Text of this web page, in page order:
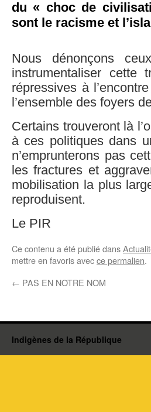
du « choc de
sont le racisme et
Nous dénonçons
instrumentaliser cette
répressives à
l’ensemble des foyers
Certains trouveront là
à ces politiques dans
n’emprunterons pas
les fractures et
mobilisation la plus
reproduisent.
Le PIR
Ce contenu a été publié dans
mettre en favoris avecce permalien.
← PAS EN NOTRE NOM
Indigènes de la République